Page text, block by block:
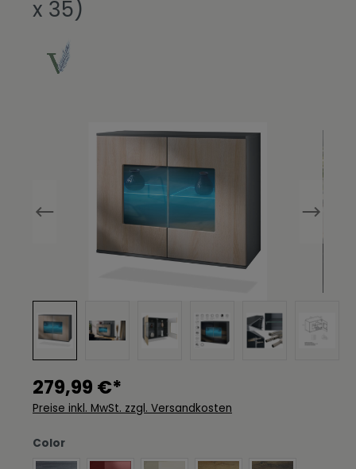
x 35)
Bildergalerie überspringen
279,99 €*
Preise inkl. MwSt. zzgl. Versandkosten
Colorauswählen